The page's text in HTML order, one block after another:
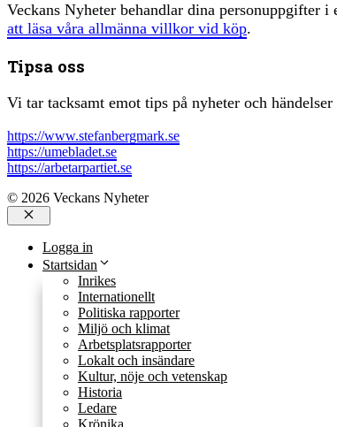
Veckans Nyheter behandlar dina personuppgifter
att läsa våra allmänna villkor vid köp.
Tipsa oss
Vi tar tacksamt emot tips på nyheter och
https://www.stefanbergmark.se
https://umebladet.se
https://arbetarpartiet.se
© 2026 Veckans Nyheter
Stäng
Logga in
Startsidan
Inrikes
Internationellt
Politiska rapporter
Miljö och klimat
Arbetsplatsrapporter
Lokalt och insändare
Kultur, nöje och vetenskap
Historia
Ledare
Krönika